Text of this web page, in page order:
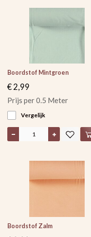
Boordstof Mintgroen
€ 2,99
Prijs per 0.5 Meter
Vergelijk
Boordstof Zalm